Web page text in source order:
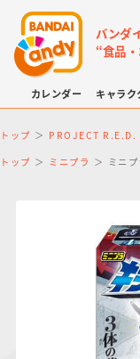
バンダ
“食品
カレンダー キャラク
LINK TRAVELERS
チョコボックス
トップ PROJECT R.E.D.
トップ ミニプラ ミニ